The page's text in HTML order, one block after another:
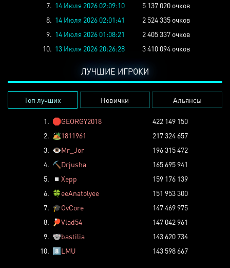
7. 14 Июля 2026 02:09:10
5 137 020 очков
8. 14 Июля 2026 02:01:41
2 524 335 очков
9. 14 Июля 2026 01:08:21
2 405 337 очков
10. 13 Июля 2026 20:26:28 3 410 094 очков
ЛУЧШИЕ ИГРОКИ
Топ лучших Новички Альянсы
1. 🛑GEORGY2018
422 149 150
2. 🏕️1811961
217 324 657
3. 👁️Mr_Jor
196 315 472
4. ⛏️ Drjusha
165 695 941
5.
◽ Xepp
159 176 139
6. 🍀eeAnatolyee
151 953 300
7. 🎓OvCore
147 469 975
8.
🏓Vlad54
147 042 961
9. 🐨bastilia
143 620 734
10. 8️⃣LMU 143 598 667